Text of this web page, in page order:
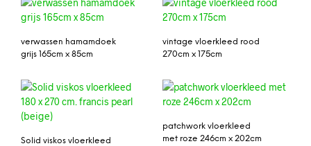
verwassen hamamdoek
grijs 165cm x 85cm
vintage vloerkleed rood
270cm x 175cm
Solid viskos vloerkleed
patchwork vloerkleed
met roze 246cm x 202cm